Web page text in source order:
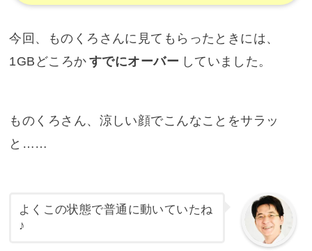
今回、ものくろさんに見てもらったときには、
1GBどころか すでにオーバー していました。
ものくろさん、涼しい顔でこんなことをサラッ
と……
よくこの状態で普通に動いていたね
♪